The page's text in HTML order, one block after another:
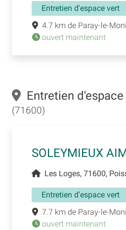
Entretien d'espace vert
4.7 km de Paray-le-
ouvert maintenant
Entretien
(71600)
SOLEYMIEUX
Les Loges, 71600,
Entretien d'espace vert
7.7 km de Paray-le-
ouvert maintenant